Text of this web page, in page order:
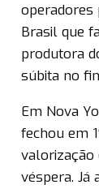
operadores
Brasil que
produtora
súbita no
Em Nova
fechou em
valorização
véspera. Já